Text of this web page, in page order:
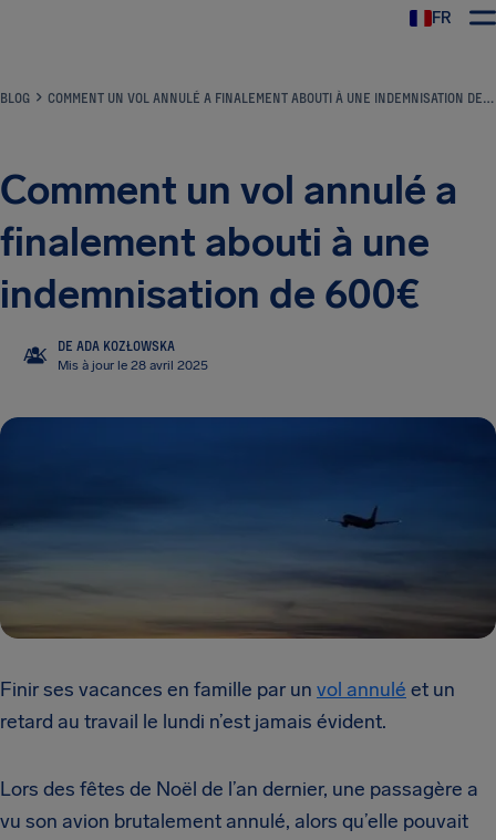
FR
BLOG COMMENT UN VOL ANNULÉ A FINALEMENT ABOUTI À UNE INDEMNISATION DE 600€
Comment un vol annulé a
finalement abouti à une
indemnisation de 600€
AK
DE ADA KOZŁOWSKA
Mis à jour le 28 avril 2025
Finir ses vacances en famille par un vol annulé et un
retard au travail le lundi n’est jamais évident.
Lors des fêtes de Noël de l’an dernier, une passagère a
vu son avion brutalement annulé, alors qu’elle pouvait